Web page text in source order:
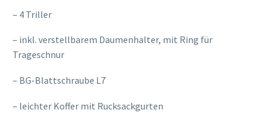
– 4 Triller
– inkl. verstellbarem Daumenhalter, mit Ring für
Trageschnur
– BG-Blattschraube L7
– leichter Koffer mit Rucksackgurten